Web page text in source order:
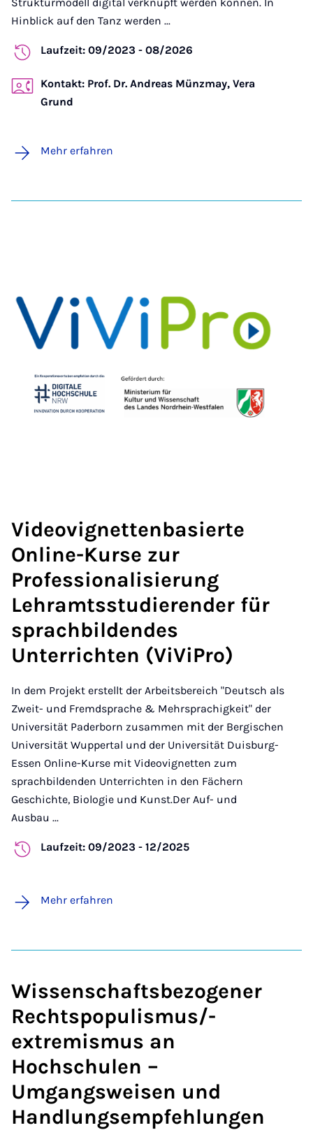
Hinblick auf den Tanz werden ...
Laufzeit: 09/2023 - 08/2026
Kontakt: Prof. Dr. Andreas Münzmay, Vera
Grund
Mehr erfahren
Videovignettenbasierte
Online-Kurse zur
Professionalisierung
Lehramtsstudierender für
sprachbildendes
Unterrichten (ViViPro)
In dem Projekt erstellt der Arbeitsbereich "Deutsch als
Zweit- und Fremdsprache & Mehrsprachigkeit" der
Universität Paderborn zusammen mit der Bergischen
Universität Wuppertal und der Universität Duisburg-
Essen Online-Kurse mit Videovignetten zum
sprachbildenden Unterrichten in den Fächern
Geschichte, Biologie und Kunst.Der Auf- und
Ausbau ...
Laufzeit: 09/2023 - 12/2025
Mehr erfahren
Wissenschaftsbezogener
Rechtspopulismus/-
extremismus an
Hochschulen –
Umgangsweisen und
Handlungsempfehlungen